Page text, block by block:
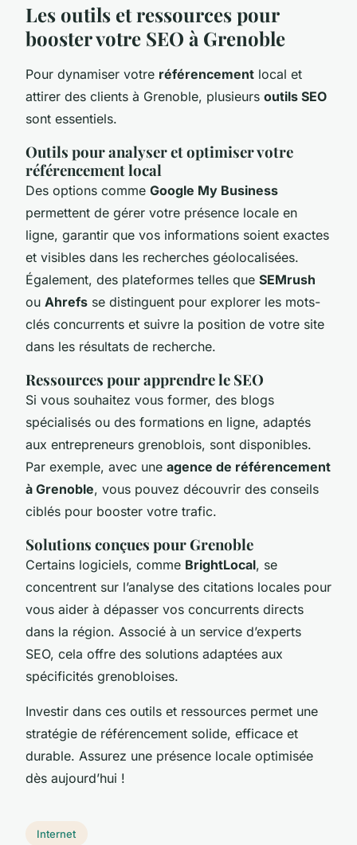
Les outils et ressources pour
booster votre SEO à Grenoble
Pour dynamiser votre référencement local et
attirer des clients à Grenoble, plusieurs outils SEO
sont essentiels.
Outils pour analyser et optimiser votre
référencement local
Des options comme Google My Business
permettent de gérer votre présence locale en
ligne, garantir que vos informations soient exactes
et visibles dans les recherches géolocalisées.
Également, des plateformes telles que SEMrush
ou Ahrefs se distinguent pour explorer les mots-
clés concurrents et suivre la position de votre site
dans les résultats de recherche.
Ressources pour apprendre le SEO
Si vous souhaitez vous former, des blogs
spécialisés ou des formations en ligne, adaptés
aux entrepreneurs grenoblois, sont disponibles.
Par exemple, avec une agence de référencement
à Grenoble, vous pouvez découvrir des conseils
ciblés pour booster votre trafic.
Solutions conçues pour Grenoble
Certains logiciels, comme BrightLocal, se
concentrent sur l’analyse des citations locales pour
vous aider à dépasser vos concurrents directs
dans la région. Associé à un service d’experts
SEO, cela offre des solutions adaptées aux
spécificités grenobloises.
Investir dans ces outils et ressources permet une
stratégie de référencement solide, efficace et
durable. Assurez une présence locale optimisée
dès aujourd’hui !
Internet